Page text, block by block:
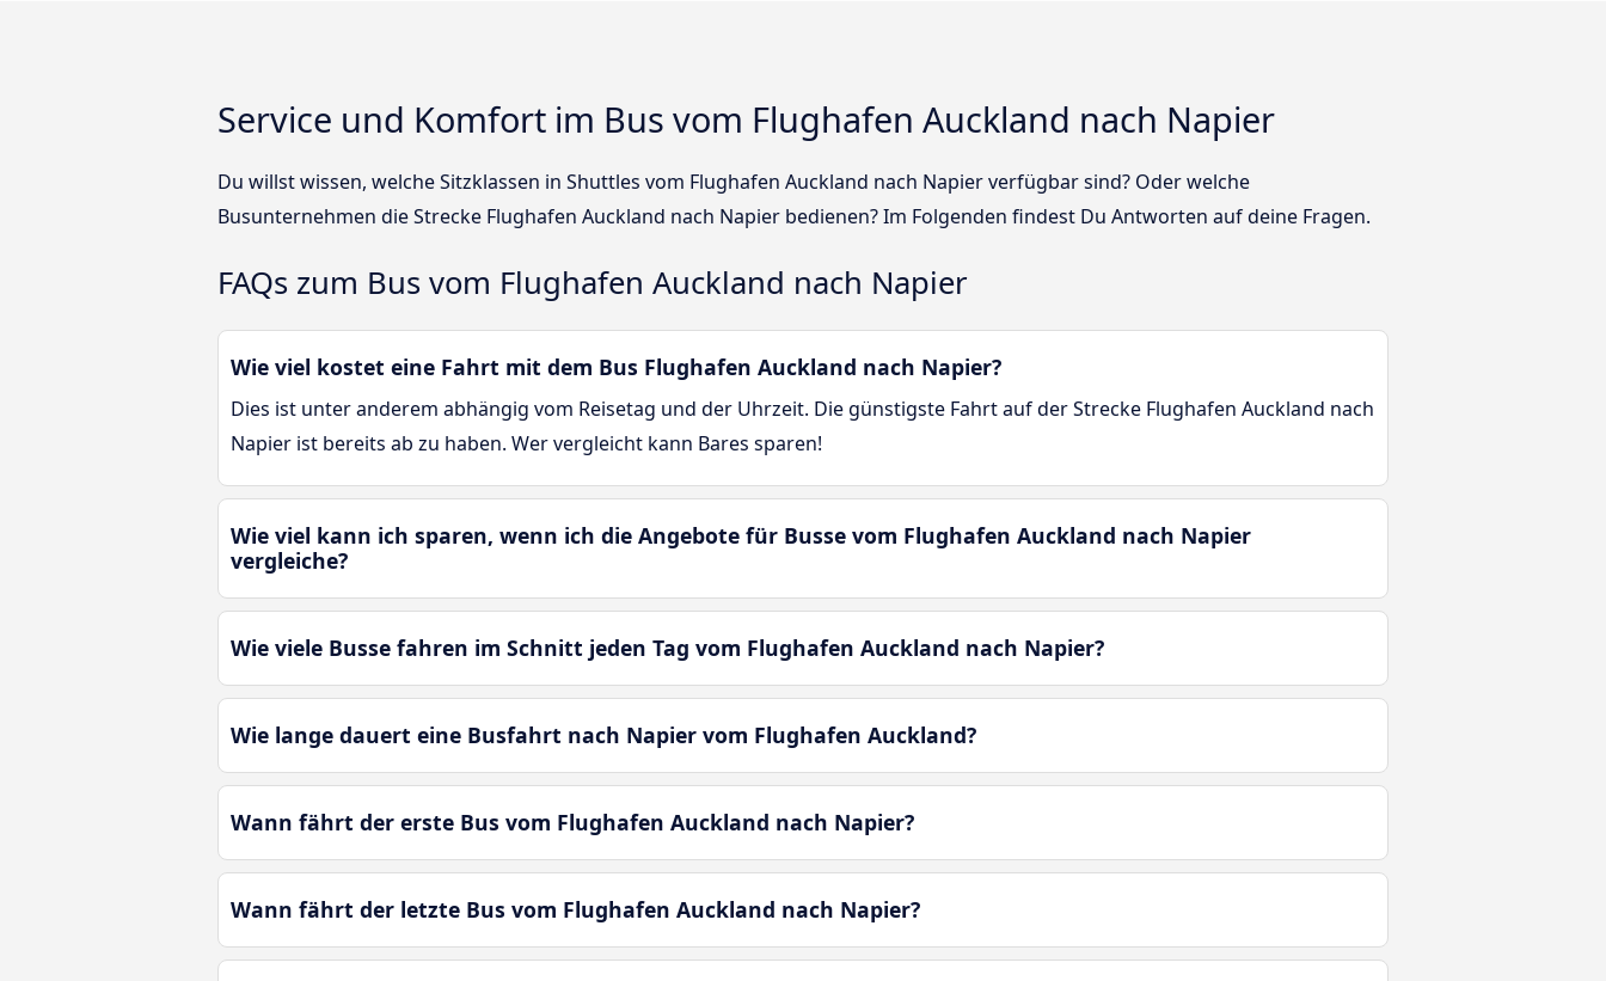
Service und Komfort im Bus vom Flughafen Auckland nach Napier
Du willst wissen, welche Sitzklassen in Shuttles vom Flughafen Auckland nach Napier verfügbar sind? Oder welche
Busunternehmen die Strecke Flughafen Auckland nach Napier bedienen? Im Folgenden findest Du Antworten auf deine Fragen.
FAQs zum Bus vom Flughafen Auckland nach Napier
Wie viel kostet eine Fahrt mit dem Bus Flughafen Auckland nach Napier?
Dies ist unter anderem abhängig vom Reisetag und der Uhrzeit. Die günstigste Fahrt auf der Strecke Flughafen Auckland nach
Napier ist bereits ab zu haben. Wer vergleicht kann Bares sparen!
Wie viel kann ich sparen, wenn ich die Angebote für Busse vom Flughafen Auckland nach Napier
vergleiche?
Wie viele Busse fahren im Schnitt jeden Tag vom Flughafen Auckland nach Napier?
Wie lange dauert eine Busfahrt nach Napier vom Flughafen Auckland?
Wann fährt der erste Bus vom Flughafen Auckland nach Napier?
Wann fährt der letzte Bus vom Flughafen Auckland nach Napier?